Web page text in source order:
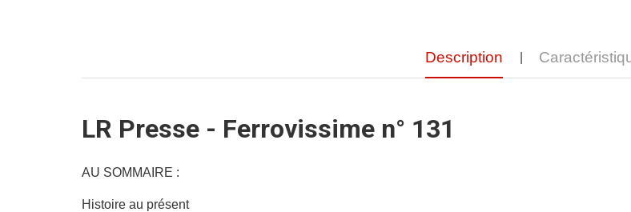
Description
LR Presse - Ferrovissime n° 131
AU SOMMAIRE :
Histoire au présent